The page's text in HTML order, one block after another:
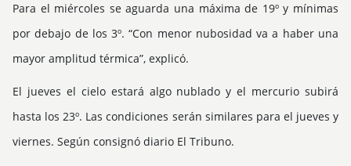
Para el miércoles se aguarda una máxima de 19º y mínimas
por debajo de los 3º. “Con menor nubosidad va a haber una
mayor amplitud térmica”, explicó.
El jueves el cielo estará algo nublado y el mercurio subirá
hasta los 23º. Las condiciones serán similares para el jueves y
viernes. Según consignó diario El Tribuno.